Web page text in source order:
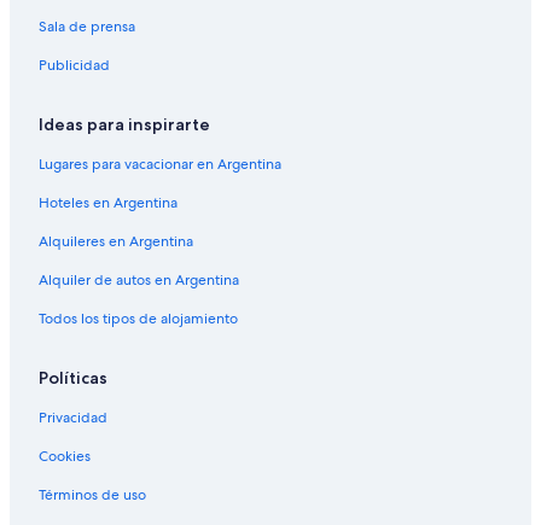
Sala de prensa
Publicidad
Ideas para inspirarte
Lugares para vacacionar en Argentina
Hoteles en Argentina
Alquileres en Argentina
Alquiler de autos en Argentina
Todos los tipos de alojamiento
Políticas
Privacidad
Cookies
Términos de uso